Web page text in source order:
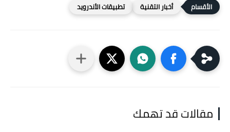
أخبار التقنية تطبيقات الأندرويد
مقالات قد تهمك